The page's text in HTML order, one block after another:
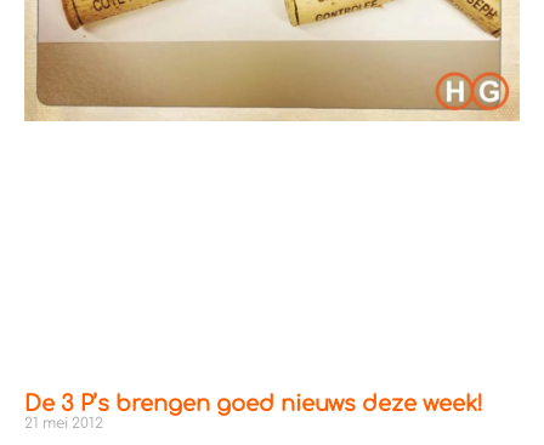
De 3 P’s brengen goed nieuws deze week!
21 mei 2012